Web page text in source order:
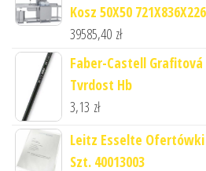
Kosz 50X50
39585,40 zł
Faber-Castell Grafitová
Tvrdost Hb
3,13 zł
Leitz Esselte Ofertówki
Szt. 40013003